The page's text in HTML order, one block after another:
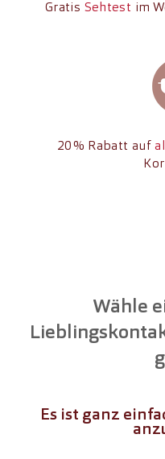
Gratis Sehtest im
20% Rabatt auf
Wähle
Es ist ganz